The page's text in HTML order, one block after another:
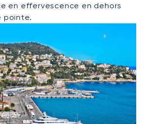
en effervescence en dehors
pointe.